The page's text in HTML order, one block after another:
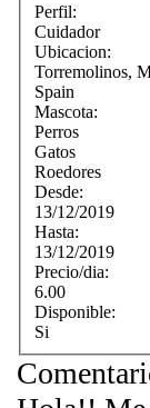
Perfil:
Cuidador
Ubicacion:
Torremolinos,
Spain
Mascota:
Perros
Gatos
Roedores
Desde:
13/12/2019
Hasta:
13/12/2019
Precio/dia:
6.00
Disponible:
Si